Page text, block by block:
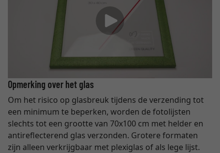
Opmerking over het glas
Om het risico op glasbreuk tijdens de verzending tot
een minimum te beperken, worden de fotolijsten
slechts tot een grootte van 70x100 cm met helder en
antireflecterend glas verzonden. Grotere formaten
zijn alleen verkrijgbaar met plexiglas of als lege lijst.